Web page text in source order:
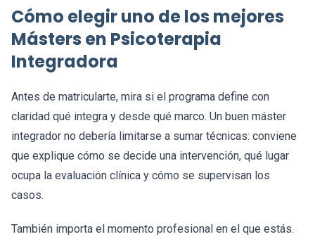
Cómo elegir uno de los mejores
Másters en Psicoterapia
Integradora
Antes de matricularte, mira si el programa define con
claridad qué integra y desde qué marco. Un buen máster
integrador no debería limitarse a sumar técnicas: conviene
que explique cómo se decide una intervención, qué lugar
ocupa la evaluación clínica y cómo se supervisan los
casos.
También importa el momento profesional en el que estás.